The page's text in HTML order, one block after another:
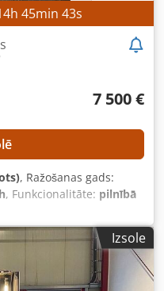
h 45min 41s
7 500 €
, Ražošanas gads:
, Funkcionalitāte: pilnībā
distance:
, Z ass pārvietošanās
sagataves svars (maks.):
skaits:
, Nav
pārdošana par
Izsole